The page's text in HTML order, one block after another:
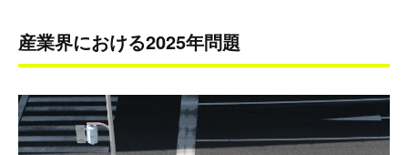
産業界における2025年問題